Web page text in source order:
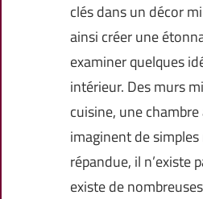
clés dans un décor
ainsi créer une
examiner quelques
intérieur. Des murs
cuisine, une
imaginent de
répandue, il n’existe
existe de